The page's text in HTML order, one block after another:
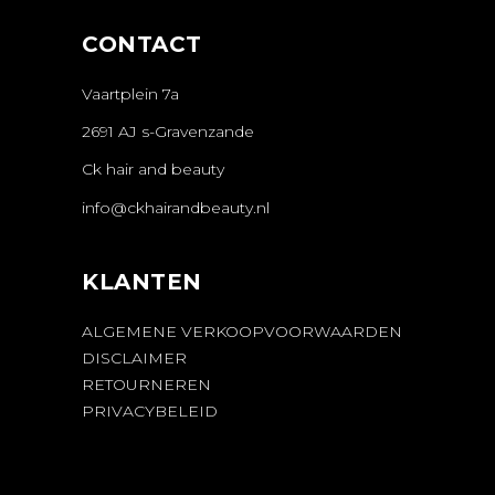
CONTACT
Vaartplein 7a
2691 AJ s-Gravenzande
Ck hair and beauty
info@ckhairandbeauty.nl
KLANTEN
ALGEMENE VERKOOPVOORWAARDEN
DISCLAIMER
RETOURNEREN
PRIVACYBELEID